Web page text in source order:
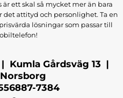
är ett skal så mycket mer än bara
det attityd och personlighet. Ta en
lösningar som passar till
Kumla Gårdsväg 13 |
Norsborg
7384